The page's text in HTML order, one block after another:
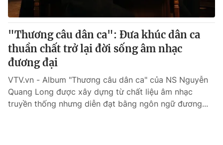
"Thương câu dân ca": Đưa khúc dân ca
thuần chất trở lại đời sống âm nhạc
đương đại
VTV.vn - Album "Thương câu dân ca" của NS Nguyễn
Quang Long được xây dựng từ chất liệu âm nhạc
truyền thống nhưng diễn đạt bằng ngôn ngữ đương...